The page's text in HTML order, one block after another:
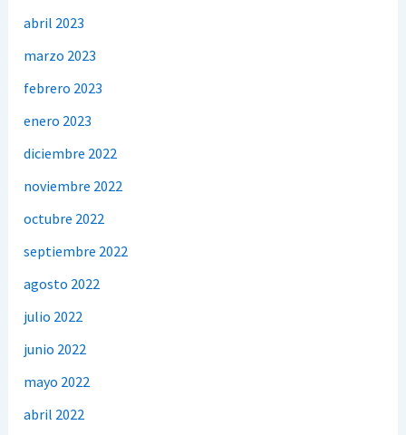
abril 2023
marzo 2023
febrero 2023
enero 2023
diciembre 2022
noviembre 2022
octubre 2022
septiembre 2022
agosto 2022
julio 2022
junio 2022
mayo 2022
abril 2022